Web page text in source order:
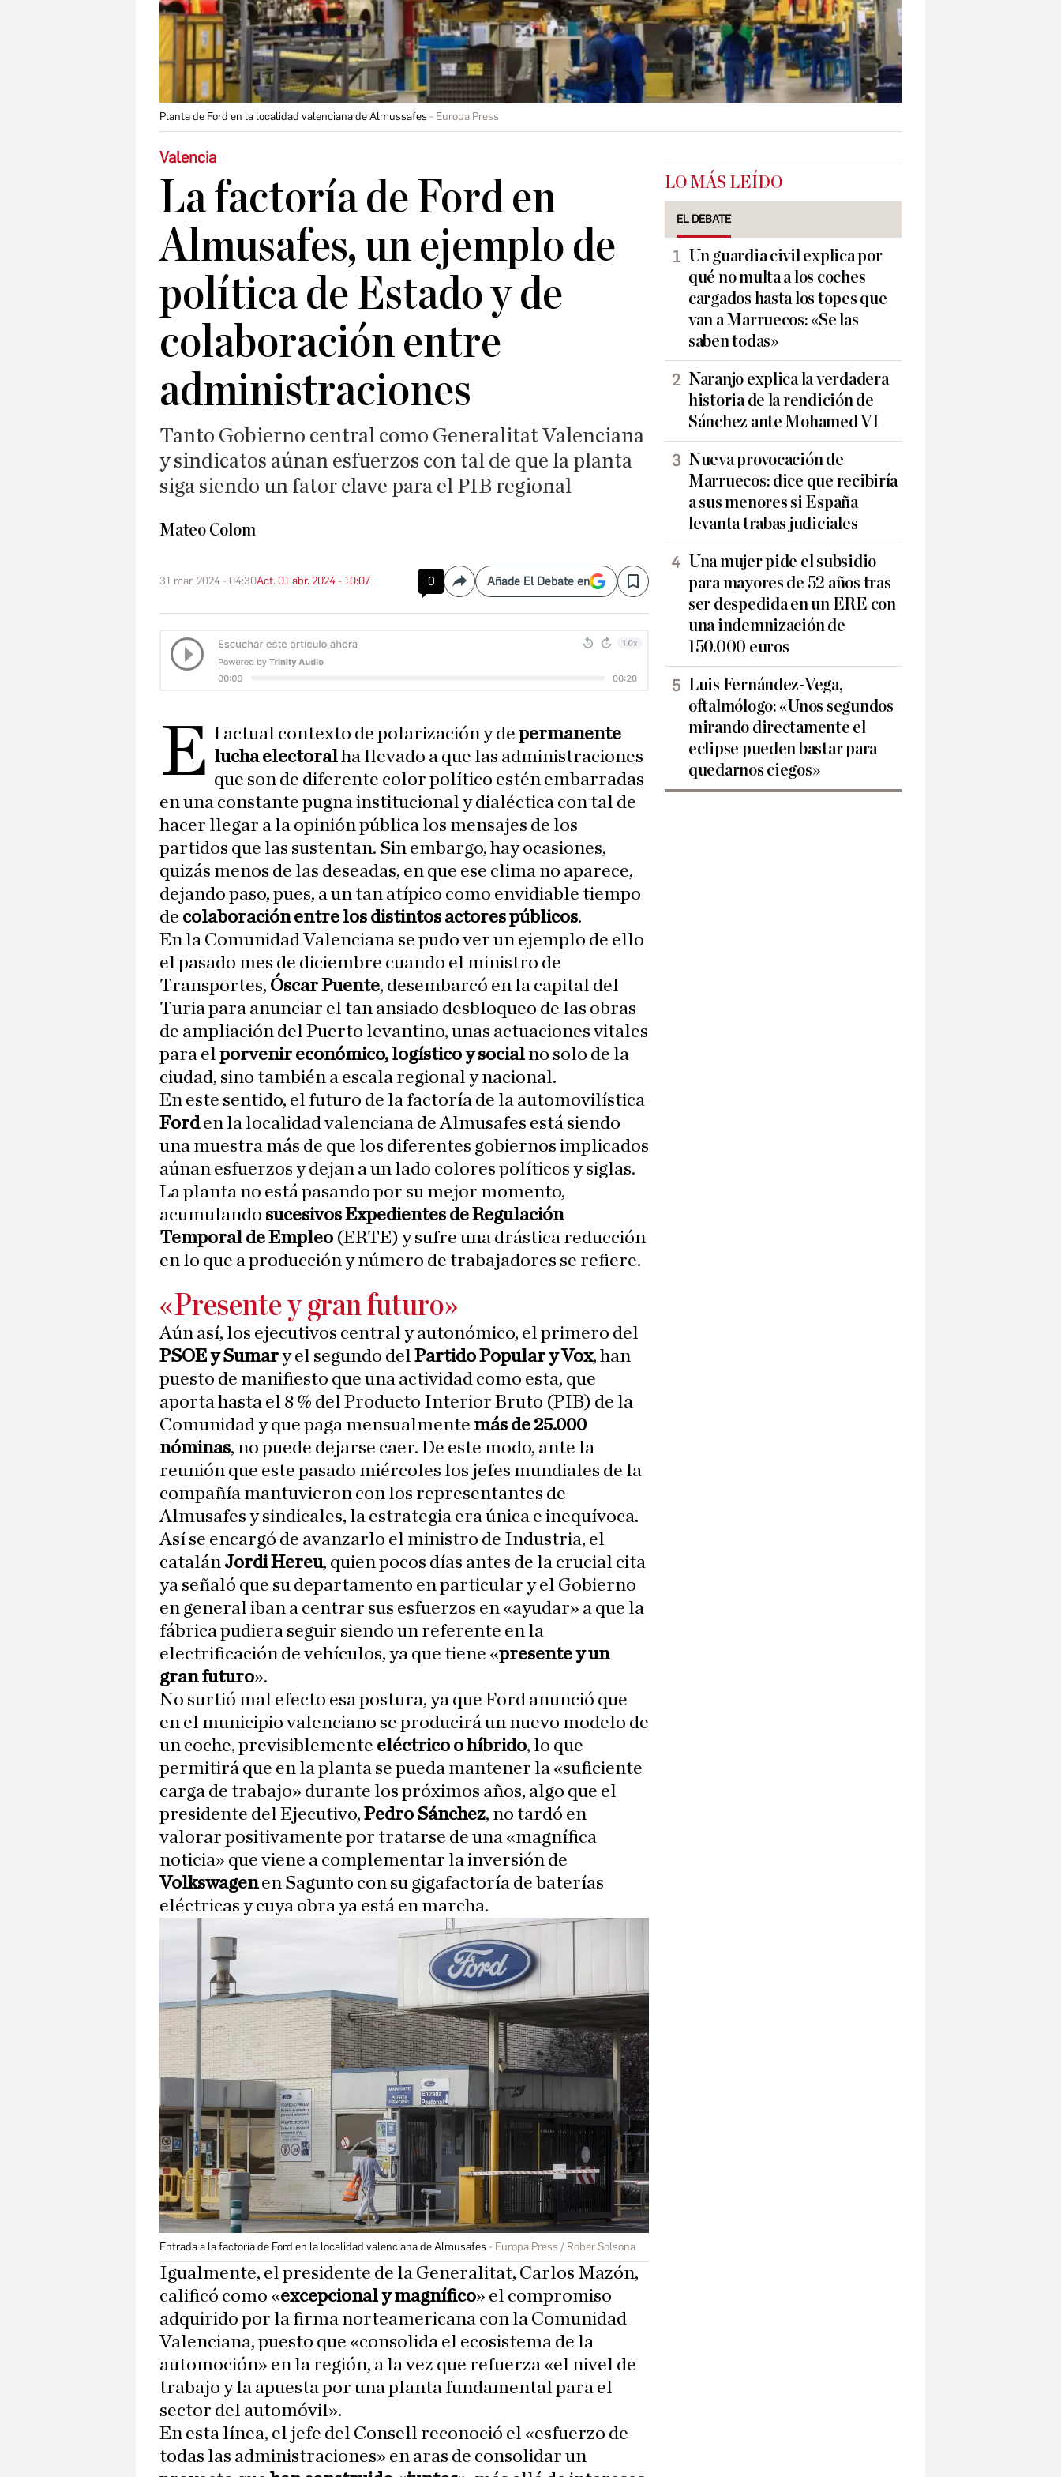
Planta de Ford en la localidad valenciana de Almussafes Europa Press
Valencia
La factoría de Ford en
Almusafes, un ejemplo de
política de Estado y de
colaboración entre
administraciones
Tanto Gobierno central como Generalitat Valenciana
y sindicatos aúnan esfuerzos con tal de que la planta
siga siendo un fator clave para el PIB regional
Mateo Colom
31 mar. 2024 - 04:30Act. 01 abr. 2024 - 10:07 0 CompartirAñade El Debate en Save
E l actual contexto de polarización y depermanente
lucha electoralha llevado a que las administraciones
que son de diferente color político estén embarradas
en una constante pugna institucional y dialéctica con tal de
hacer llegar a la opinión pública los mensajes de los
partidos que las sustentan. Sin embargo, hay ocasiones,
quizás menos de las deseadas, en que ese clima no aparece,
dejando paso, pues, a un tan atípico como envidiable tiempo
de colaboración entre los distintos actores públicos.
En la Comunidad Valenciana se pudo ver un ejemplo de ello
el pasado mes de diciembre cuando el ministro de
Transportes, Óscar Puente, desembarcó en la capital del
Turia para anunciar el tan ansiado desbloqueo de las obras
de ampliación del Puerto levantino, unas actuaciones vitales
para el porvenir económico, logístico y social no solo de la
ciudad, sino también a escala regional y nacional.
En este sentido, el futuro de la factoría de la automovilística
Forden la localidad valenciana de Almusafes está siendo
una muestra más de que los diferentes gobiernos implicados
aúnan esfuerzos y dejan a un lado colores políticos y siglas.
La planta no está pasando por su mejor momento,
acumulando sucesivos Expedientes de Regulación
Temporal de Empleo (ERTE) y sufre una drástica reducción
en lo que a producción y número de trabajadores se refiere.
«Presente y gran futuro»
Aún así, los ejecutivos central y autonómico, el primero del
PSOE y Sumary el segundo del Partido Popular y Vox, han
puesto de manifiesto que una actividad como esta, que
aporta hasta el 8 % del Producto Interior Bruto (PIB) de la
Comunidad y que paga mensualmente más de 25.000
nóminas, no puede dejarse caer. De este modo, ante la
reunión que este pasado miércoles los jefes mundiales de la
compañía mantuvieron con los representantes de
Almusafes y sindicales, la estrategia era única e inequívoca.
Así se encargó de avanzarlo el ministro de Industria, el
catalán Jordi Hereu, quien pocos días antes de la crucial cita
ya señaló que su departamento en particular y el Gobierno
en general iban a centrar sus esfuerzos en «ayudar» a que la
fábrica pudiera seguir siendo un referente en la
electrificación de vehículos, ya que tiene «presente y un
gran futuro».
No surtió mal efecto esa postura, ya que Ford anunció que
en el municipio valenciano se producirá un nuevo modelo de
un coche, previsiblemente eléctrico o híbrido, lo que
permitirá que en la planta se pueda mantener la «suficiente
carga de trabajo» durante los próximos años, algo que el
presidente del Ejecutivo, Pedro Sánchez, no tardó en
valorar positivamente por tratarse de una «magnífica
noticia» que viene a complementar la inversión de
Volkswagenen Sagunto con su gigafactoría de baterías
eléctricas y cuya obra ya está en marcha.
Entrada a la factoría de Ford en la localidad valenciana de Almusafes Europa Press / Rober Solsona
Igualmente, el presidente de la Generalitat, Carlos Mazón,
calificó como «excepcional y magnífico» el compromiso
adquirido por la firma norteamericana con la Comunidad
Valenciana, puesto que «consolida el ecosistema de la
automoción» en la región, a la vez que refuerza «el nivel de
trabajo y la apuesta por una planta fundamental para el
sector del automóvil».
En esta línea, el jefe del Consell reconoció el «esfuerzo de
todas las administraciones» en aras de consolidar un
LO MÁS LEÍDO
EL DEBATE
Un guardia civil explica por
qué no multa a los coches
cargados hasta los topes que
van a Marruecos: «Se las
saben todas»
Naranjo explica la verdadera
historia de la rendición de
Sánchez ante Mohamed VI
Nueva provocación de
Marruecos: dice que recibiría
a sus menores si España
levanta trabas judiciales
Una mujer pide el subsidio
para mayores de 52 años tras
ser despedida en un ERE con
una indemnización de
150.000 euros
Luis Fernández-Vega,
oftalmólogo: «Unos segundos
mirando directamente el
eclipse pueden bastar para
quedarnos ciegos»